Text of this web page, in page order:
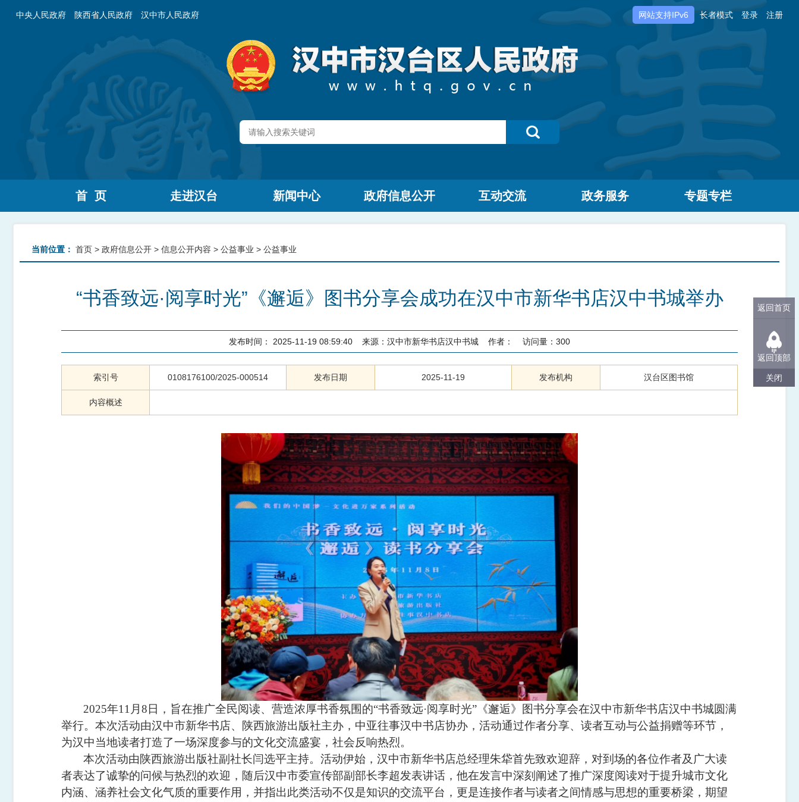
中央人民政府 陕西省人民政府 汉中市人民政府 网站支持IPv6 长者模式 登录 注册
首 页 走进汉台 新闻中心 政府信息公开 互动交流 政务服务 专题专栏
当前位置： 首页 > 政府信息公开 > 信息公开内容 > 公益事业 > 公益事业
“书香致远·阅享时光”《邂逅》图书分享会成功在汉中市新华书店汉中书城举办
发布时间： 2025-11-19 08:59:40 来源： 汉中市新华书店汉中书城 作者： 访问量： 300
索引号 0108176100/2025-000514 发布日期 2025-11-19 发布机构 汉台区图书馆
内容概述
2025年11月8日，旨在推广全民阅读、营造浓厚书香氛围的“书香致远·阅享时光”《邂逅》图书分享会在汉中市新华书店汉中书城圆满
举行。本次活动由汉中市新华书店、陕西旅游出版社主办，中亚往事汉中书店协办，活动通过作者分享、读者互动与公益捐赠等环节，
为汉中当地读者打造了一场深度参与的文化交流盛宴，社会反响热烈。
本次活动由陕西旅游出版社副社长闫选平主持。活动伊始，汉中市新华书店总经理朱牮首先致欢迎辞，对到场的各位作者及广大读
者表达了诚挚的问候与热烈的欢迎，随后汉中市委宣传部副部长李超发表讲话，他在发言中深刻阐述了推广深度阅读对于提升城市文化
内涵、涵养社会文化气质的重要作用，并指出此类活动不仅是知识的交流平台，更是连接作者与读者之间情感与思想的重要桥梁，期望
返回首页
返回顶部
关闭